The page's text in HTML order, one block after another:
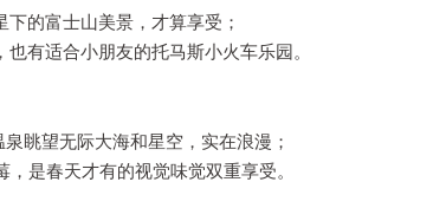
的富士山美景，才算享受；
有适合小朋友的托马斯小火车乐园。
眺望无际大海和星空，实在浪漫；
是春天才有的视觉味觉双重享受。